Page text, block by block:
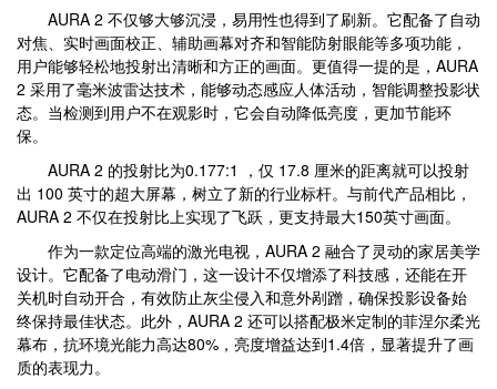
AURA 2 不仅够大够沉浸，易用性也得到了刷新。它配备了自动
对焦、实时画面校正、辅助画幕对齐和智能防射眼能等多项功能，
用户能够轻松地投射出清晰和方正的画面。更值得一提的是，AURA
2 采用了毫米波雷达技术，能够动态感应人体活动，智能调整投影状
态。当检测到用户不在观影时，它会自动降低亮度，更加节能环
保。
AURA 2 的投射比为0.177:1 ，仅 17.8 厘米的距离就可以投射
出 100 英寸的超大屏幕，树立了新的行业标杆。与前代产品相比，
AURA 2 不仅在投射比上实现了飞跃，更支持最大150英寸画面。
作为一款定位高端的激光电视，AURA 2 融合了灵动的家居美学
设计。它配备了电动滑门，这一设计不仅增添了科技感，还能在开
关机时自动开合，有效防止灰尘侵入和意外剐蹭，确保投影设备始
终保持最佳状态。此外，AURA 2 还可以搭配极米定制的菲涅尔柔光
幕布，抗环境光能力高达80%，亮度增益达到1.4倍，显著提升了画
质的表现力。